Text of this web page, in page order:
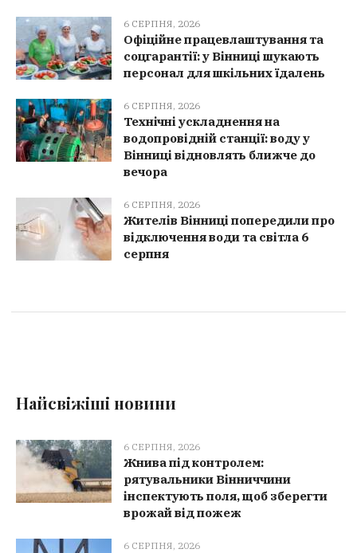
6 СЕРПНЯ, 2026
Офіційне працевлаштування та
соцгарантії: у Вінниці шукають
персонал для шкільних їдалень
6 СЕРПНЯ, 2026
Технічні ускладнення на
водопровідній станції: воду у
Вінниці відновлять ближче до
вечора
6 СЕРПНЯ, 2026
Жителів Вінниці попередили про
відключення води та світла 6
серпня
Найсвіжіші новини
6 СЕРПНЯ, 2026
Жнива під контролем:
рятувальники Вінниччини
інспектують поля, щоб зберегти
врожай від пожеж
6 СЕРПНЯ, 2026